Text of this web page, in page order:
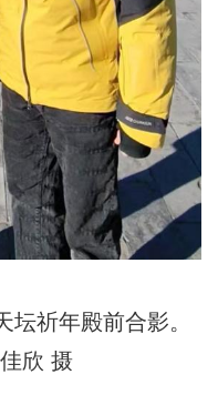
祈年殿前合影。
欣 摄